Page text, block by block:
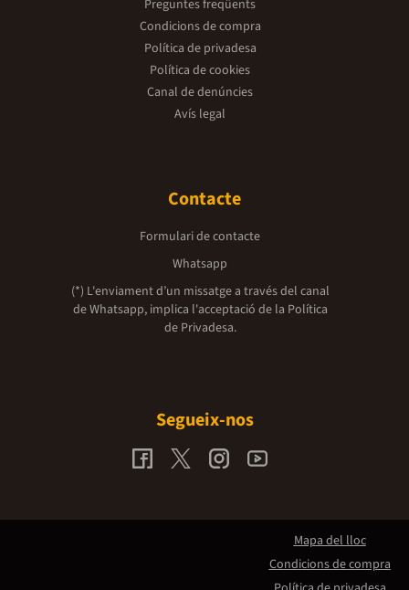
Preguntes freqüents
Condicions de compra
Política de privadesa
Política de cookies
Canal de denúncies
Avís legal
Contacte
Formulari de contacte
Whatsapp
(*) L'enviament d’un missatge a través del canal
de Whatsapp, implica l'acceptació de la Política
de Privadesa.
Segueix-nos
Mapa del lloc
Condicions de compra